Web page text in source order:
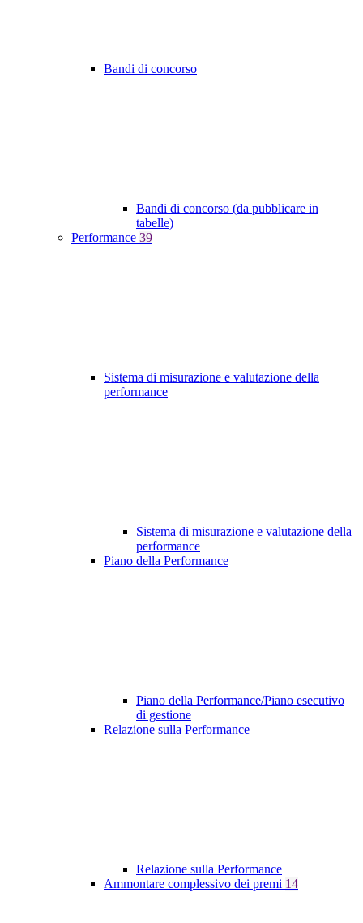
Bandi di concorso
Bandi di concorso (da pubblicare in
tabelle)
Performance 39
Sistema di misurazione e valutazione della
performance
Sistema di misurazione e valutazione della
performance
Piano della Performance
Piano della Performance/Piano esecutivo
di gestione
Relazione sulla Performance
Relazione sulla Performance
Ammontare complessivo dei premi 14